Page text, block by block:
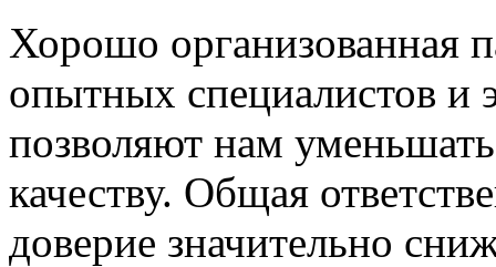
Хорошо организованная
опытных специалистов и
позволяют нам
качеству. Общая
доверие значительно